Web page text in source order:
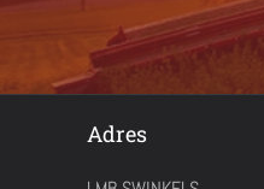
Adres